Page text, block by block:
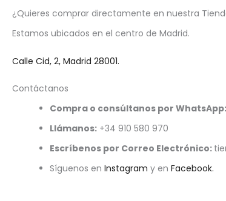
¿Quieres comprar directamente en nuestra
Estamos ubicados en el centro de Madrid.
Calle Cid, 2, Madrid 28001.
Contáctanos
Compra o consúltanos por WhatsApp:
Llámanos: +34 910 580 970
Escríbenos por Correo Electrónico:
Síguenos en Instagram y en Facebook.